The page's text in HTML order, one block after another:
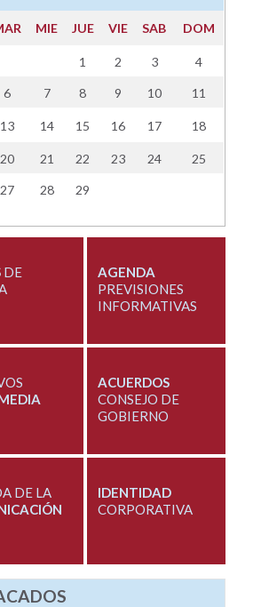
MIE JUE VIE SAB DOM
1 2 3 4
6 7 8 9 10 11
13 14 15 16 17 18
20 21 22 23 24 25
27 28 29
DE
AGENDA
PREVISIONES
INFORMATIVAS
ACUERDOS
CONSEJO DE
GOBIERNO
DE LA
IDENTIDAD
CORPORATIVA